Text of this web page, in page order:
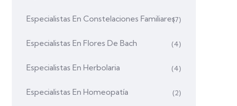
Especialistas En Constelaciones Familiares(7)
Especialistas En Flores De Bach (4)
Especialistas En Herbolaria (4)
Especialistas En Homeopatía (2)